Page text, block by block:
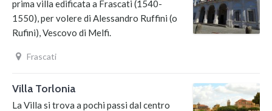
prima villa edificata a Frascati (1540-
1550), per volere di Alessandro Ruffini (o
Rufini), Vescovo di Melfi.
Frascati
Villa Torlonia
La Villa si trova a pochi passi dal centro